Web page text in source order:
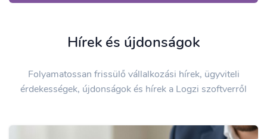
Hírek és újdonságok
Folyamatossan frissülő vállalkozási hírek, ügyviteli
érdekességek, újdonságok és hírek a Logzi szoftverről